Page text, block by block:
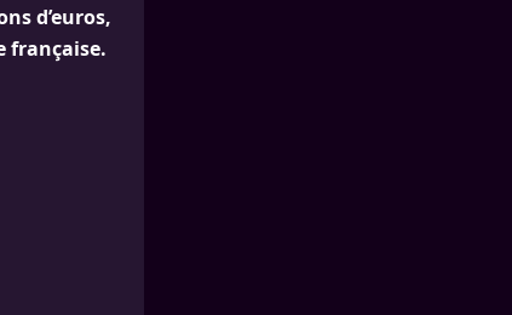
d’euros,
française.